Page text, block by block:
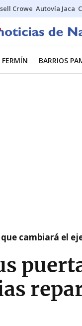
Crowe Autovía Jaca
FERMÍN BARRIOS
cambiará el